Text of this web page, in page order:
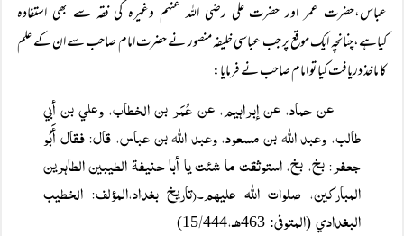
عباس،حضرت عمر اور حضرت علی رضی اللہ عنہم وغیرہ کی فقہ سے بھی استفادہ
کیاہے،چنانچہ ایک موقع پر جب عباسی خلیفہ منصور نے حضرت امام صاحب سے ان کے علم
کا ماخذ دریافت کیا تو امام صاحب نے فرمایا:
عن حماد، عن إبراہيم، عن عُمَر بن الخطاب، وعلي بن أبي
طالب، وعبد اللہ بن مسعود، وعبد اللہ بن عباس، قال: فقال أَبُو
جعفر: بخ، بخ، استوثقت ما شئت يا أبا حنيفۃ الطيبين الطاہرين
المباركين، صلوات اللہ عليہم۔(تاريخ بغداد،المؤلف: الخطيب
البغدادي(المتوفی: 463 هـ، 15/444)